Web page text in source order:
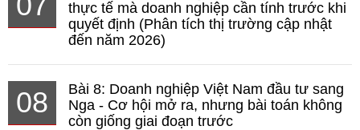
thực tế mà doanh nghiệp cần tính trước khi
quyết định (Phân tích thị trường cập nhật
đến năm 2026)
08
Bài 8: Doanh nghiệp Việt Nam đầu tư sang
Nga - Cơ hội mở ra, nhưng bài toán không
còn giống giai đoạn trước